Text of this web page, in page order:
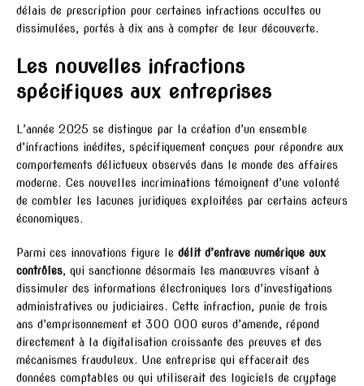
délais de prescription pour certaines infractions occultes ou
dissimulées, portés à dix ans à compter de leur découverte.
Les nouvelles infractions
spécifiques aux entreprises
L’année 2025 se distingue par la création d’un ensemble
d’infractions inédites, spécifiquement conçues pour répondre aux
comportements délictueux observés dans le monde des affaires
moderne. Ces nouvelles incriminations témoignent d’une volonté
de combler les lacunes juridiques exploitées par certains acteurs
économiques.
Parmi ces innovations figure le délit d’entrave numérique aux
contrôles, qui sanctionne désormais les manœuvres visant à
dissimuler des informations électroniques lors d’investigations
administratives ou judiciaires. Cette infraction, punie de trois
ans d’emprisonnement et 300 000 euros d’amende, répond
directement à la digitalisation croissante des preuves et des
mécanismes frauduleux. Une entreprise qui effacerait des
données comptables ou qui utiliserait des logiciels de cryptage